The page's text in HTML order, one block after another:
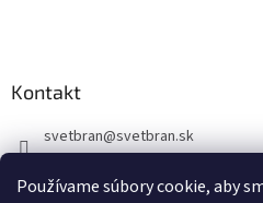
Používame súbory cookie, aby
Kontakt
svetbran@svetbran.sk